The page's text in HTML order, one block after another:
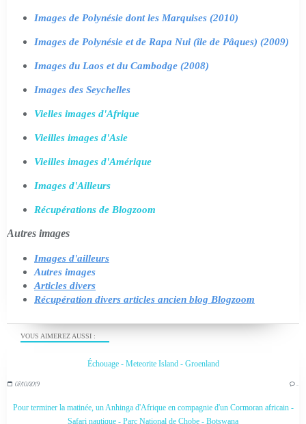
VOUS AIMEREZ AUSSI :
Échouage - Meteorite Island - Groenland
07/10/2019 …
Pour terminer la matinée, un Anhinga d'Afrique en compagnie d'un Cormoran africain -
Safari nautique - Parc National de Chobe - Botswana
Images de Polynésie dont les Marquises (2010)
Images de Polynésie et de Rapa Nui (île de Pâques) (2009)
Images du Laos et du Cambodge (2008)
Images des Seychelles
Vielles images d'Afrique
Vieilles images d'Asie
Vieilles images d'Amérique
Images d'Ailleurs
Récupérations de Blogzoom
Autres images
Images d'ailleurs
Autres images
Articles divers
Récupération divers articles ancien blog Blogzoom